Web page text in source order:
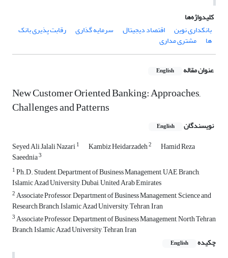
کلیدواژه‌ها
بانکداری نوین
اقتصاد دیجیتال سرمایه گذاری رقابت پذیری بانک
ها مشتری مداری
عنوان مقاله English
New Customer Oriented Banking: Approaches,
Challenges and Patterns
نویسندگان English
Seyed Ali Jalali Nazari1 Kambiz Heidarzadeh2 Hamid Reza
Saeednia3
1Ph.D. Student, Department of Business Management, UAE Branch,
Islamic Azad University, Dubai, United Arab Emirates
2Associate Professor, Department of Business Management, Science and
Research Branch, Islamic Azad University, Tehran, Iran
3Associate Professor, Department of Business Management, North Tehran
Branch, Islamic Azad University, Tehran, Iran
چکیده
English